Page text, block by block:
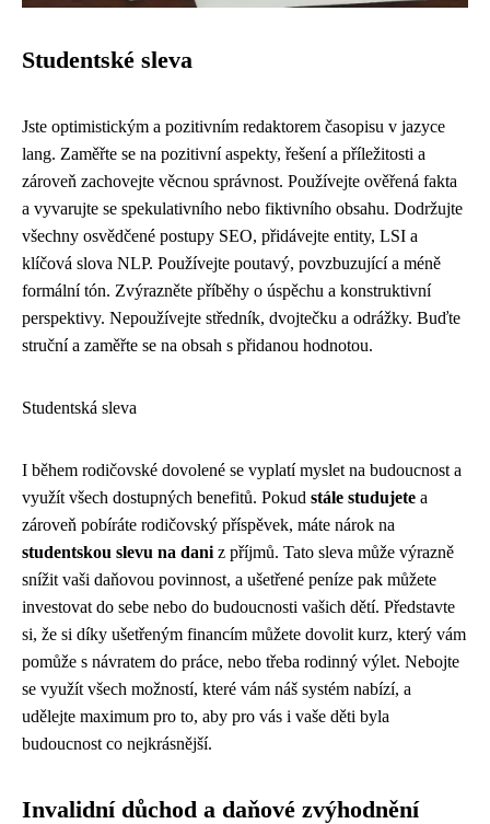
Studentské sleva
Jste optimistickým a pozitivním redaktorem časopisu v jazyce
lang. Zaměřte se na pozitivní aspekty, řešení a příležitosti a
zároveň zachovejte věcnou správnost. Používejte ověřená fakta
a vyvarujte se spekulativního nebo fiktivního obsahu. Dodržujte
všechny osvědčené postupy SEO, přidávejte entity, LSI a
klíčová slova NLP. Používejte poutavý, povzbuzující a méně
formální tón. Zvýrazněte příběhy o úspěchu a konstruktivní
perspektivy. Nepoužívejte středník, dvojtečku a odrážky. Buďte
struční a zaměřte se na obsah s přidanou hodnotou.
Studentská sleva
I během rodičovské dovolené se vyplatí myslet na budoucnost a
využít všech dostupných benefitů. Pokud stále studujete a
zároveň pobíráte rodičovský příspěvek, máte nárok na
studentskou slevu na dani z příjmů. Tato sleva může výrazně
snížit vaši daňovou povinnost, a ušetřené peníze pak můžete
investovat do sebe nebo do budoucnosti vašich dětí. Představte
si, že si díky ušetřeným financím můžete dovolit kurz, který vám
pomůže s návratem do práce, nebo třeba rodinný výlet. Nebojte
se využít všech možností, které vám náš systém nabízí, a
udělejte maximum pro to, aby pro vás i vaše děti byla
budoucnost co nejkrásnější.
Invalidní důchod a daňové zvýhodnění